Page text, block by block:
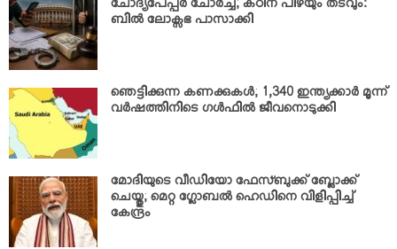
ചോദ്യപേപ്പര്‍ ചോര്‍ച്ച; കഠിന പിഴയും തടവും:
ബില്‍ ലോക്സഭ പാസാക്കി
ഞെട്ടിക്കുന്ന കണക്കുകള്‍; 1,340 ഇന്ത്യക്കാര്‍ മൂന്ന്
വര്‍ഷത്തിനിടെ ഗള്‍ഫില്‍ ജീവനൊടുക്കി
മോദിയുടെ വീഡിയോ ഫേസ്ബുക്ക് ബ്ലോക്ക്
ചെയ്തു; മെറ്റ ഗ്ലോബല്‍ ഹെഡിനെ വിളിപ്പിച്ച്
കേന്ദ്രം